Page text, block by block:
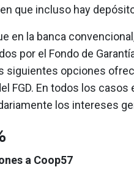
que incluso hay
en la banca
por el Fondo de
siguientes opciones
FGD. En todos los
los intereses
a Coop57